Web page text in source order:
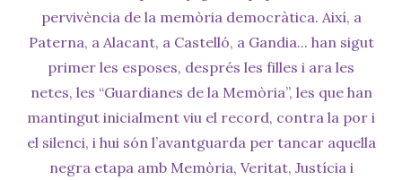
pervivència de la memòria democràtica. Així, a
Paterna, a Alacant, a Castelló, a Gandia... han sigut
primer les esposes, després les filles i ara les
netes, les “Guardianes de la Memòria”, les que han
mantingut inicialment viu el record, contra la por i
el silenci, i hui són l’avantguarda per tancar aquella
negra etapa amb Memòria, Veritat, Justícia i